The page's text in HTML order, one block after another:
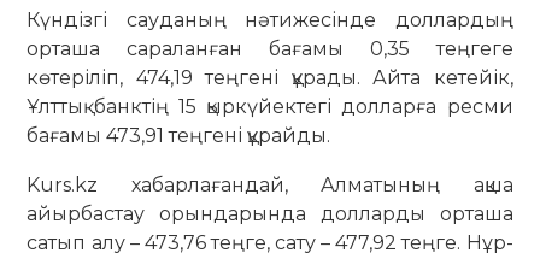
Күндізгі сауданың нәтижесінде доллардың
орташа сараланған бағамы 0,35 теңгеге
көтеріліп, 474,19 теңгені құрады. Айта кетейік,
Ұлттық банктің 15 қыркүйектегі долларға ресми
бағамы 473,91 теңгені құрайды.
Kurs.kz хабарлағандай, Алматының ақша
айырбастау орындарында долларды орташа
сатып алу – 473,76 теңге, сату – 477,92 теңге. Нұр-